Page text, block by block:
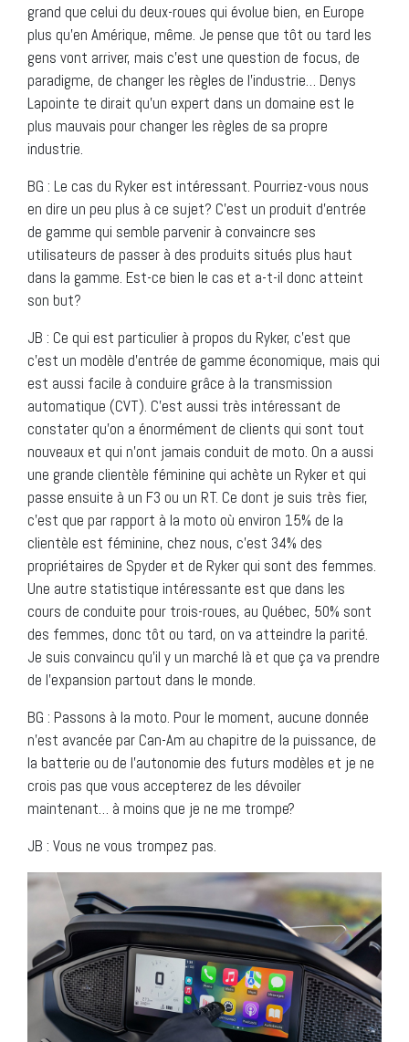
grand que celui du deux-roues qui évolue bien, en Europe
plus qu’en Amérique, même. Je pense que tôt ou tard les
gens vont arriver, mais c’est une question de focus, de
paradigme, de changer les règles de l’industrie… Denys
Lapointe te dirait qu’un expert dans un domaine est le
plus mauvais pour changer les règles de sa propre
industrie.
BG : Le cas du Ryker est intéressant. Pourriez-vous nous
en dire un peu plus à ce sujet? C’est un produit d’entrée
de gamme qui semble parvenir à convaincre ses
utilisateurs de passer à des produits situés plus haut
dans la gamme. Est-ce bien le cas et a-t-il donc atteint
son but?
JB : Ce qui est particulier à propos du Ryker, c’est que
c’est un modèle d’entrée de gamme économique, mais qui
est aussi facile à conduire grâce à la transmission
automatique (CVT). C’est aussi très intéressant de
constater qu’on a énormément de clients qui sont tout
nouveaux et qui n’ont jamais conduit de moto. On a aussi
une grande clientèle féminine qui achète un Ryker et qui
passe ensuite à un F3 ou un RT. Ce dont je suis très fier,
c’est que par rapport à la moto où environ 15% de la
clientèle est féminine, chez nous, c’est 34% des
propriétaires de Spyder et de Ryker qui sont des femmes.
Une autre statistique intéressante est que dans les
cours de conduite pour trois-roues, au Québec, 50% sont
des femmes, donc tôt ou tard, on va atteindre la parité.
Je suis convaincu qu’il y un marché là et que ça va prendre
de l’expansion partout dans le monde.
BG : Passons à la moto. Pour le moment, aucune donnée
n’est avancée par Can-Am au chapitre de la puissance, de
la batterie ou de l’autonomie des futurs modèles et je ne
crois pas que vous accepterez de les dévoiler
maintenant… à moins que je ne me trompe?
JB : Vous ne vous trompez pas.